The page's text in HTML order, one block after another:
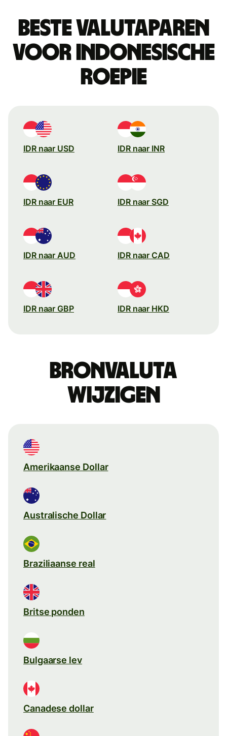
Beste valutaparen
voor Indonesische
roepie
IDR naar USD IDR naar INR
IDR naar EUR IDR naar SGD
IDR naar AUD IDR naar CAD
IDR naar GBP IDR naar HKD
Bronvaluta
wijzigen
Amerikaanse Dollar
Australische Dollar
Braziliaanse real
Britse ponden
Bulgaarse lev
Canadese dollar